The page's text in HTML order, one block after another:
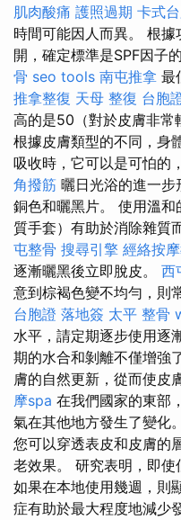
肌肉酸痛 護照過期 卡式
時間可能因人而異。 根
開，確定標準是SPF因子
骨 seo tools 南屯推拿 最
推拿整復 天母 整復 台胞
高的是50（對於皮膚非常
根據皮膚類型的不同，身
吸收時，它可以是可怕的
角撥筋 曬日光浴的進一
銅色和曬黑片。 使用溫
質手套）有助於消除雜質
屯整骨 搜尋引擎 經絡按
逐漸曬黑後立即脫皮。 西
意到棕褐色變不均勻，則
台胞證 落地簽 太平 整骨
水平，請定期逐步使用逐
期的水合和剝離不僅增強
膚的自然更新，從而使皮
摩spa 在我們國家的東部
氣在其他地方發生了變化
您可以穿透表皮和皮膚的
老效果。 研究表明，即使
如果在本地使用幾週，則
症有助於最大程度地減少